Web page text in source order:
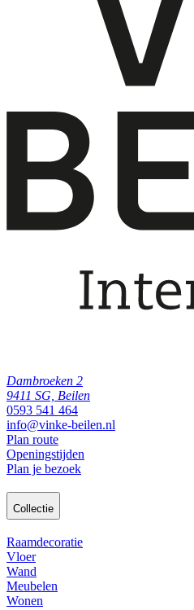
Dambroeken 2
9411 SG, Beilen
0593 541 464
info@vinke-beilen.nl
Plan route
Openingstijden
Plan je bezoek
Collectie
Raamdecoratie
Vloer
Wand
Meubelen
Wonen